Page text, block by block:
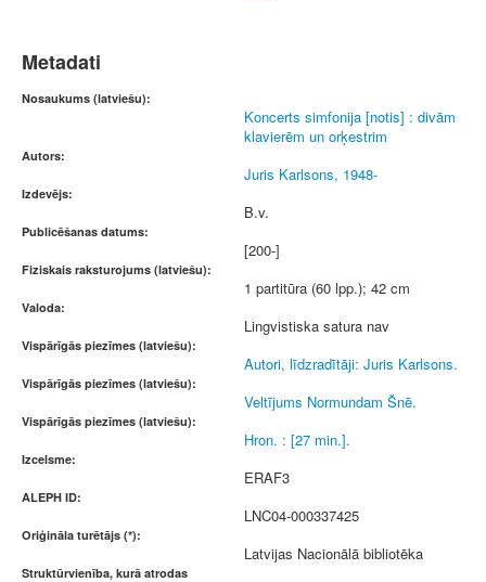
Metadati
Nosaukums (latviešu):
Koncerts simfonija [notis] : divām
klavierēm un orķestrim
Autors:
Juris Karlsons, 1948-
Izdevējs:
B.v.
Publicēšanas datums:
[200-]
Fiziskais raksturojums (latviešu):
1 partitūra (60 lpp.); 42 cm
Valoda:
Lingvistiska satura nav
Vispārīgās piezīmes (latviešu):
Autori, līdzradītāji: Juris Karlsons.
Vispārīgās piezīmes (latviešu):
Veltījums Normundam Šnē.
Vispārīgās piezīmes (latviešu):
Hron. : [27 min.].
Izcelsme:
ERAF3
ALEPH ID:
LNC04-000337425
Oriģināla turētājs (*):
Latvijas Nacionālā bibliotēka
Struktūrvienība, kurā atrodas